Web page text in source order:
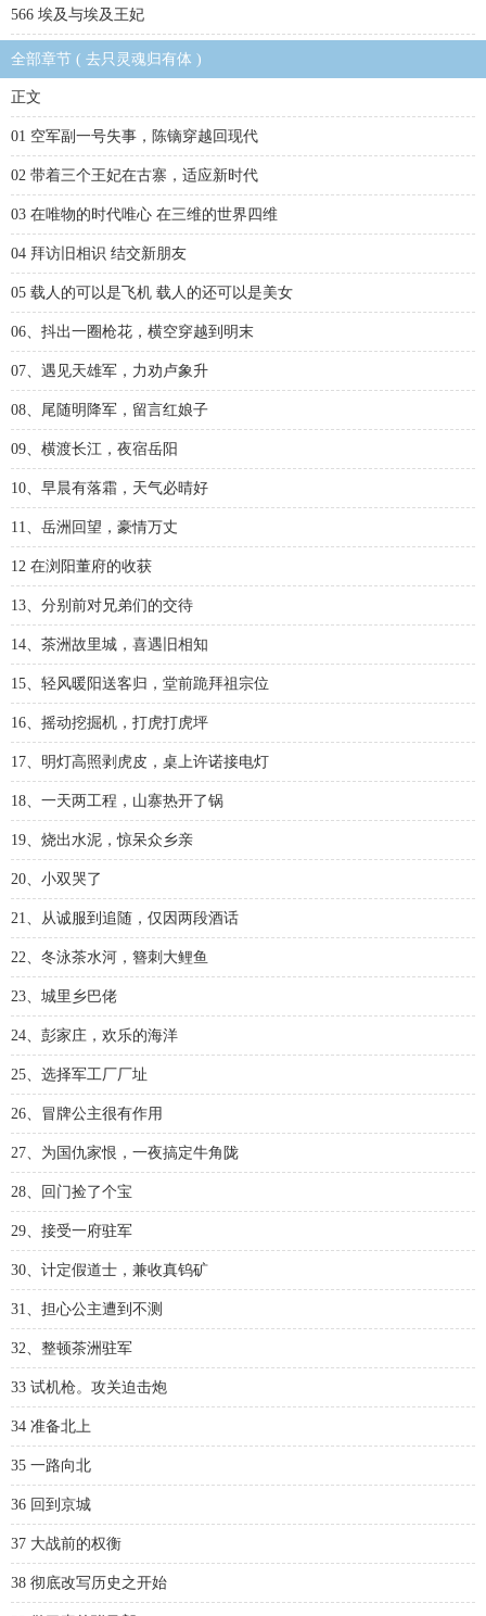
566 埃及与埃及王妃
全部章节 ( 去只灵魂归有体 )
正文
01 空军副一号失事，陈镝穿越回现代
02 带着三个王妃在古寨，适应新时代
03 在唯物的时代唯心 在三维的世界四维
04 拜访旧相识 结交新朋友
05 载人的可以是飞机 载人的还可以是美女
06、抖出一圈枪花，横空穿越到明末
07、遇见天雄军，力劝卢象升
08、尾随明降军，留言红娘子
09、横渡长江，夜宿岳阳
10、早晨有落霜，天气必晴好
11、岳洲回望，豪情万丈
12 在浏阳董府的收获
13、分别前对兄弟们的交待
14、茶洲故里城，喜遇旧相知
15、轻风暖阳送客归，堂前跪拜祖宗位
16、摇动挖掘机，打虎打虎坪
17、明灯高照剥虎皮，桌上许诺接电灯
18、一天两工程，山寨热开了锅
19、烧出水泥，惊呆众乡亲
20、小双哭了
21、从诚服到追随，仅因两段酒话
22、冬泳茶水河，簪刺大鲤鱼
23、城里乡巴佬
24、彭家庄，欢乐的海洋
25、选择军工厂厂址
26、冒牌公主很有作用
27、为国仇家恨，一夜搞定牛角陇
28、回门捡了个宝
29、接受一府驻军
30、计定假道士，兼收真钨矿
31、担心公主遭到不测
32、整顿茶洲驻军
33 试机枪。攻关迫击炮
34 准备北上
35 一路向北
36 回到京城
37 大战前的权衡
38 彻底改写历史之开始